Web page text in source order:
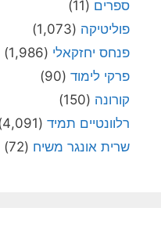
ספרים (11)
פוליטיקה (1,073)
פנחס יחזקאלי (1,986)
פרקי לימוד (90)
קורונה (150)
רלוונטיים תמיד (4,091)
שרית אונגר משיח (72)